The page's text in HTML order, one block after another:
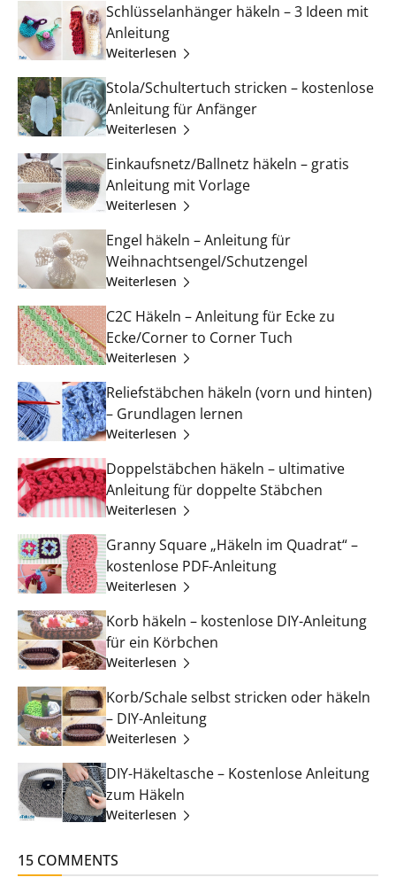
Schlüsselanhänger häkeln – 3 Ideen mit
Anleitung
Weiterlesen
Stola/Schultertuch stricken – kostenlose
Anleitung für Anfänger
Weiterlesen
Einkaufsnetz/Ballnetz häkeln – gratis
Anleitung mit Vorlage
Weiterlesen
Engel häkeln – Anleitung für
Weihnachtsengel/Schutzengel
Weiterlesen
C2C Häkeln – Anleitung für Ecke zu
Ecke/Corner to Corner Tuch
Weiterlesen
Reliefstäbchen häkeln (vorn und hinten)
– Grundlagen lernen
Weiterlesen
Doppelstäbchen häkeln – ultimative
Anleitung für doppelte Stäbchen
Weiterlesen
Granny Square „Häkeln im Quadrat“ –
kostenlose PDF-Anleitung
Weiterlesen
Korb häkeln – kostenlose DIY-Anleitung
für ein Körbchen
Weiterlesen
Korb/Schale selbst stricken oder häkeln
– DIY-Anleitung
Weiterlesen
DIY-Häkeltasche – Kostenlose Anleitung
zum Häkeln
Weiterlesen
15 COMMENTS